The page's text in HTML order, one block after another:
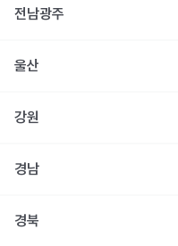
전남광주
울산
강원
경남
경북